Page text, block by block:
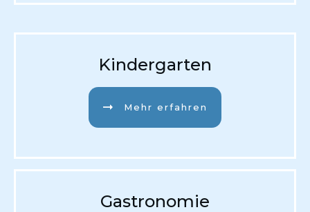
Kindergarten
Mehr erfahren
Gastronomie